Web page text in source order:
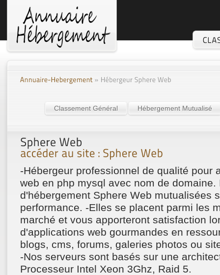
Classement Général Hébergement Mutualisé
-Hébergeur professionnel de qualité pour
web en php mysql avec nom de domaine.
d'hébergement Sphere Web mutualisées
performance. -Elles se placent parmi les
marché et vous apporteront satisfaction
d'applications web gourmandes en
blogs, cms, forums, galeries photos ou
-Nos serveurs sont basés sur une
Processeur Intel Xeon 3Ghz, Raid 5.